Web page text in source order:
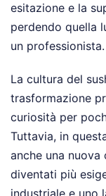
esitazione e la
perdendo quella
un professionista.
La cultura del
trasformazione
curiosità per
Tuttavia, in
anche una
diventati più